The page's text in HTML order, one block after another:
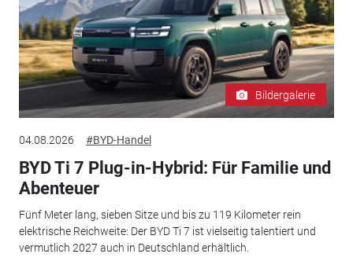
Bildergalerie
04.08.2026 #BYD-Handel
BYD Ti 7 Plug-in-Hybrid: Für Familie und
Abenteuer
Fünf Meter lang, sieben Sitze und bis zu 119 Kilometer rein
elektrische Reichweite: Der BYD Ti 7 ist vielseitig talentiert und
vermutlich 2027 auch in Deutschland erhältlich.